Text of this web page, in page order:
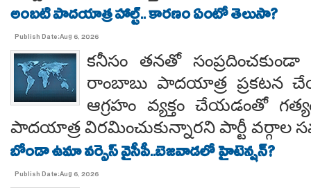
అంబటి పాదయాత్ర హాల్ట్.. కారణం ఏంటో తెలుసా?
Publish Date:Aug 6, 2026
కనీసం తనతో సంప్రదించకుండా
రాంబాబు పాదయాత్ర ప్రకటన
ఆగ్రహం వ్యక్తం చేయడంతో
పాదయాత్ర విరమించుకున్నారని పార్టీ వర్గాల
బోండా ఉమా వర్సెస్ వైసీపీ..బెజవాడలో హైటెన్షన్?
Publish Date:Aug 6, 2026